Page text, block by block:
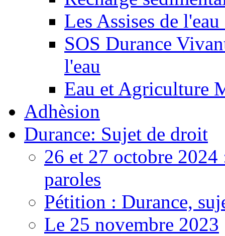
Les Assises de
SOS Durance
l'eau
Eau et Agriculture
Adhèsion
Durance: Sujet de droit
26 et 27 octobre 2024
paroles
Pétition : Durance,
Le 25 novembre 2023